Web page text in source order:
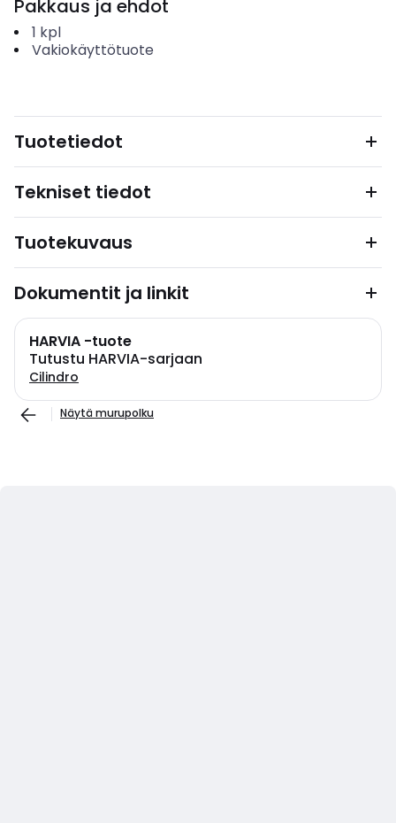
Pakkaus ja ehdot
1 kpl
Vakiokäyttötuote
Tuotetiedot
Tekniset tiedot
Tuotekuvaus
Dokumentit ja linkit
HARVIA -tuote
Tutustu HARVIA-sarjaan
Cilindro
Näytä murupolku